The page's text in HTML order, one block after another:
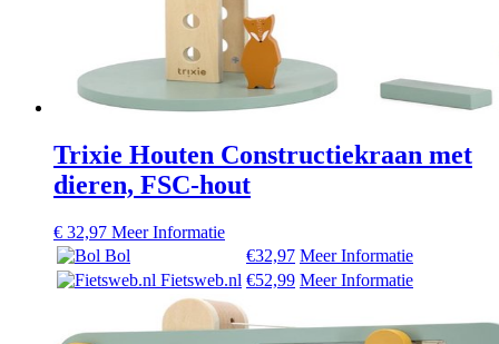
Trixie Houten Constructiekraan met
dieren, FSC-hout
€ 32,97 Meer Informatie
Bol
€32,97 Meer Informatie
Fietsweb.nl €52,99 Meer Informatie